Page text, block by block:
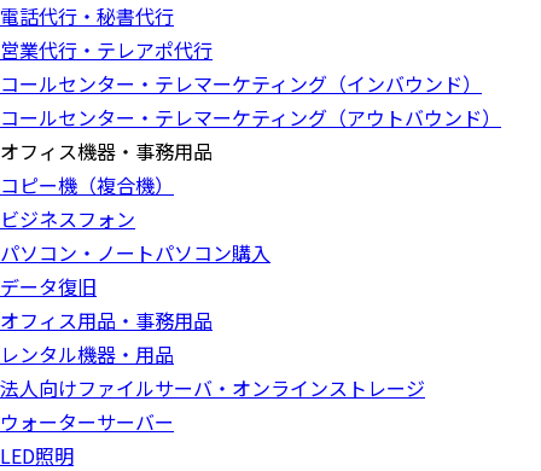
電話代行・秘書代行
営業代行・テレアポ代行
コールセンター・テレマーケティング（インバウンド）
コールセンター・テレマーケティング（アウトバウンド）
オフィス機器・事務用品
コピー機（複合機）
ビジネスフォン
パソコン・ノートパソコン購入
データ復旧
オフィス用品・事務用品
レンタル機器・用品
法人向けファイルサーバ・オンラインストレージ
ウォーターサーバー
LED照明